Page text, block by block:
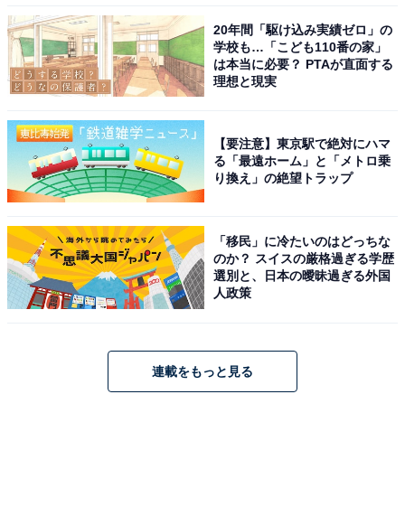
20年間「駆け込み実績ゼロ」の
学校も…「こども110番の家」
は本当に必要？ PTAが直面する
理想と現実
【要注意】東京駅で絶対にハマ
る「最遠ホーム」と「メトロ乗
り換え」の絶望トラップ
「移民」に冷たいのはどっちな
のか？ スイスの厳格過ぎる学歴
選別と、日本の曖昧過ぎる外国
人政策
連載をもっと見る